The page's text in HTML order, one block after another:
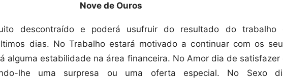
Nove de Ouros
descontraído e poderá usufruir do resultado do trabalho
dias. No Trabalho estará motivado a continuar com os
alguma estabilidade na área financeira. No Amor dia de satisfazer
lhe uma surpresa ou uma oferta especial. No Sexo